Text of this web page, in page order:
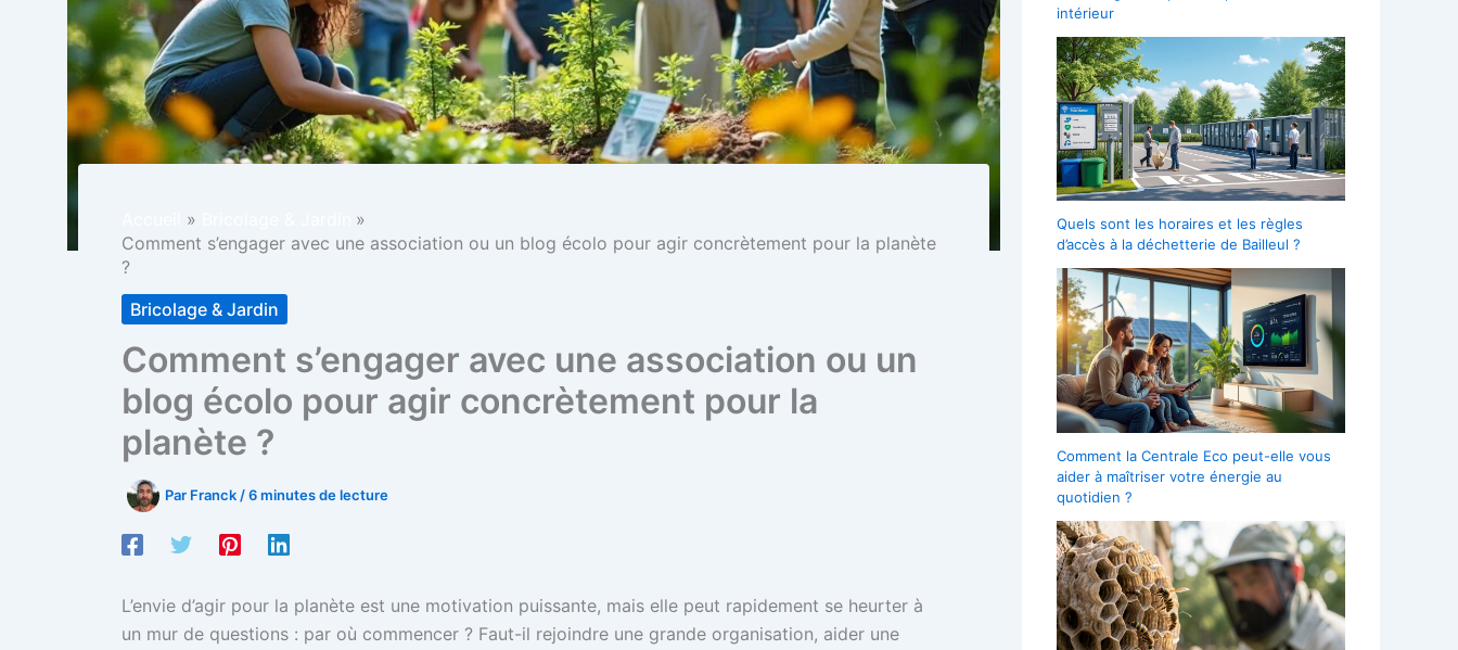
Comment s’engager avec une association ou un blog écolo pour agir concrètement pour la planète
?
Bricolage & Jardin
Comment s’engager avec une association ou un
blog écolo pour agir concrètement pour la
planète ?
Par Franck /6 minutes de lecture
L’envie d’agir pour la planète est une motivation puissante, mais elle peut rapidement se heurter à
un mur de questions : par où commencer ? Faut-il rejoindre une grande organisation, aider une
intérieur
Quels sont les horaires et les règles
d’accès à la déchetterie de Bailleul ?
Comment la Centrale Eco peut-elle vous
aider à maîtriser votre énergie au
quotidien ?